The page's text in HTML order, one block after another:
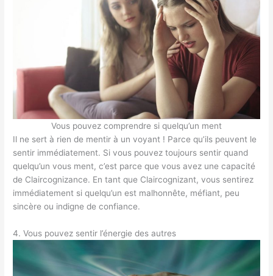
Vous pouvez comprendre si quelqu’un ment
Il ne sert à rien de mentir à un voyant ! Parce qu’ils peuvent le
sentir immédiatement. Si vous pouvez toujours sentir quand
quelqu’un vous ment, c’est parce que vous avez une capacité
de Claircognizance. En tant que Claircognizant, vous sentirez
immédiatement si quelqu’un est malhonnête, méfiant, peu
sincère ou indigne de confiance.
4. Vous pouvez sentir l’énergie des autres